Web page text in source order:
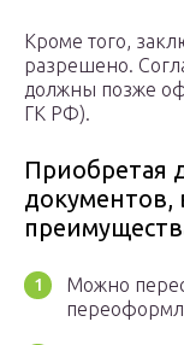
Кроме того,
разрешено.
должны позже
ГК РФ).
Приобретая
документов,
Можно